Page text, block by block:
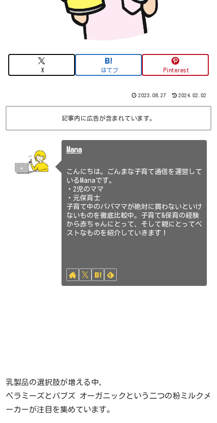
X はてブ Pinterest
2023.08.27 2024.02.02
記事内に広告が含まれています。
Mana
こんにちは。ごんまな子育て通信を運営して
いるManaです。
・2児のママ
・元保育士
子育て中のパパママが絶対に買わないといけ
ないものを徹底比較中。子育て&保育の経験
から赤ちゃんにとって、そして親にとってベ
ストなものを紹介していきます！
乳製品の選択肢が増える中、
ベラミーズとバブズ オーガニックという二つの粉ミルクメ
ーカーが注目を集めています。